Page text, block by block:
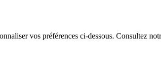
vos préférences ci-dessous. Consultez